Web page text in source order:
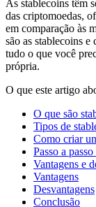
As stablecoins têm
das criptomoedas,
em comparação às
são as stablecoins
tudo o que você
própria.
O que este artigo
O que são
Tipos de
Como criar
Passo a
Vantagens e
Vantagens
Desvantagens
Conclusão